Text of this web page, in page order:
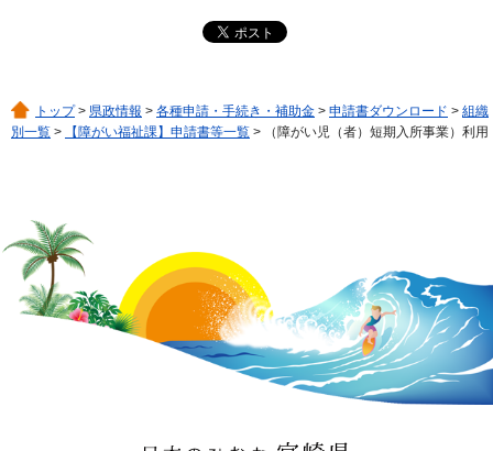
トップ> 県政情報 > 各種申請・手続き・補助金 > 申請書ダウンロード > 組織
別一覧 > 【障がい福祉課】申請書等一覧 > （障がい児（者）短期入所事業）利用